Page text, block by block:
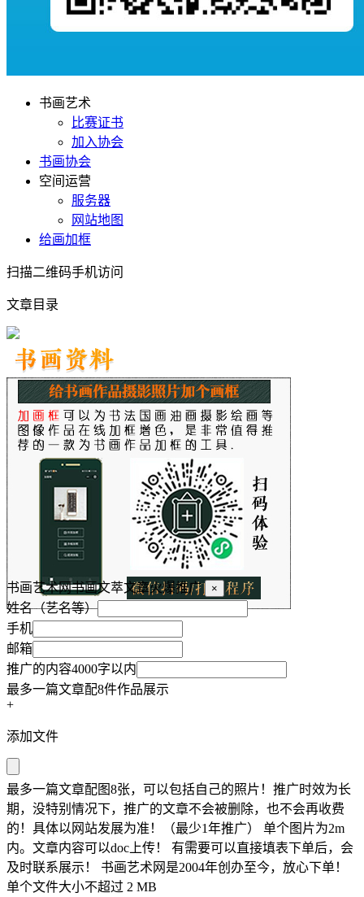
书画艺术
比赛证书
加入协会
书画协会
空间运营
服务器
网站地图
给画加框
扫描二维码手机访问
文章目录
书画艺术网书画文萃文章火爆推广 ×
姓名（艺名等）
手机
邮箱
推广的内容4000字以内
最多一篇文章配8件作品展示
+
添加文件
最多一篇文章配图8张，可以包括自己的照片！推广时效为长
期，没特别情况下，推广的文章不会被删除，也不会再收费
的！具体以网站发展为准！（最少1年推广） 单个图片为2m
内。文章内容可以doc上传！ 有需要可以直接填表下单后，会
及时联系展示！ 书画艺术网是2004年创办至今，放心下单！
单个文件大小不超过 2 MB